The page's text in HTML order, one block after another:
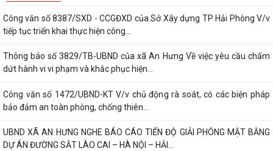
Công văn số 8387/SXD - CCGĐXD của Sở Xây dựng TP Hải Phòng V/v
tiếp tục triển khai thực hiện công...
Thông báo số 3829/TB-UBND của xã An Hưng Về việc yêu cầu chấm
dứt hành vi vi phạm và khắc phục hiện...
Công văn số 1472/UBND-KT V/v chủ động rà soát, có các biện pháp
bảo đảm an toàn phòng, chống thiên...
UBND XÃ AN HƯNG NGHE BÁO CÁO TIẾN ĐỘ GIẢI PHÓNG MẶT BẰNG
DỰ ÁN ĐƯỜNG SẮT LÀO CAI – HÀ NỘI – HẢI...